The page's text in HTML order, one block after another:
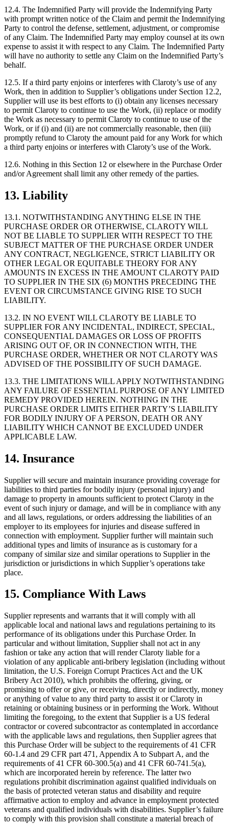
12.4. The Indemnified Party will provide the Indemnifying Party
with prompt written notice of the Claim and permit the Indemnifying
Party to control the defense, settlement, adjustment, or compromise
of any Claim. The Indemnified Party may employ counsel at its own
expense to assist it with respect to any Claim. The Indemnified Party
will have no authority to settle any Claim on the Indemnified Party’s
behalf.
12.5. If a third party enjoins or interferes with Claroty’s use of any
Work, then in addition to Supplier’s obligations under Section 12.2,
Supplier will use its best efforts to (i) obtain any licenses necessary
to permit Claroty to continue to use the Work, (ii) replace or modify
the Work as necessary to permit Claroty to continue to use of the
Work, or if (i) and (ii) are not commercially reasonable, then (iii)
promptly refund to Claroty the amount paid for any Work for which
a third party enjoins or interferes with Claroty’s use of the Work.
12.6. Nothing in this Section 12 or elsewhere in the Purchase Order
and/or Agreement shall limit any other remedy of the parties.
13. Liability
13.1. NOTWITHSTANDING ANYTHING ELSE IN THE
PURCHASE ORDER OR OTHERWISE, CLAROTY WILL
NOT BE LIABLE TO SUPPLIER WITH RESPECT TO THE
SUBJECT MATTER OF THE PURCHASE ORDER UNDER
ANY CONTRACT, NEGLIGENCE, STRICT LIABILITY OR
OTHER LEGAL OR EQUITABLE THEORY FOR ANY
AMOUNTS IN EXCESS IN THE AMOUNT CLAROTY PAID
TO SUPPLIER IN THE SIX (6) MONTHS PRECEDING THE
EVENT OR CIRCUMSTANCE GIVING RISE TO SUCH
LIABILITY.
13.2. IN NO EVENT WILL CLAROTY BE LIABLE TO
SUPPLIER FOR ANY INCIDENTAL, INDIRECT, SPECIAL,
CONSEQUENTIAL DAMAGES OR LOSS OF PROFITS
ARISING OUT OF, OR IN CONNECTION WITH, THE
PURCHASE ORDER, WHETHER OR NOT CLAROTY WAS
ADVISED OF THE POSSIBILITY OF SUCH DAMAGE.
13.3. THE LIMITATIONS WILL APPLY NOTWITHSTANDING
ANY FAILURE OF ESSENTIAL PURPOSE OF ANY LIMITED
REMEDY PROVIDED HEREIN. NOTHING IN THE
PURCHASE ORDER LIMITS EITHER PARTY’S LIABILITY
FOR BODILY INJURY OF A PERSON, DEATH OR ANY
LIABILITY WHICH CANNOT BE EXCLUDED UNDER
APPLICABLE LAW.
14. Insurance
Supplier will secure and maintain insurance providing coverage for
liabilities to third parties for bodily injury (personal injury) and
damage to property in amounts sufficient to protect Claroty in the
event of such injury or damage, and will be in compliance with any
and all laws, regulations, or orders addressing the liabilities of an
employer to its employees for injuries and disease suffered in
connection with employment. Supplier further will maintain such
additional types and limits of insurance as is customary for a
company of similar size and similar operations to Supplier in the
jurisdiction or jurisdictions in which Supplier’s operations take
place.
15. Compliance With Laws
Supplier represents and warrants that it will comply with all
applicable local and national laws and regulations pertaining to its
performance of its obligations under this Purchase Order. In
particular and without limitation, Supplier shall not act in any
fashion or take any action that will render Claroty liable for a
violation of any applicable anti-bribery legislation (including without
limitation, the U.S. Foreign Corrupt Practices Act and the UK
Bribery Act 2010), which prohibits the offering, giving, or
promising to offer or give, or receiving, directly or indirectly, money
or anything of value to any third party to assist it or Claroty in
retaining or obtaining business or in performing the Work. Without
limiting the foregoing, to the extent that Supplier is a US federal
contractor or covered subcontractor as contemplated in accordance
with the applicable laws and regulations, then Supplier agrees that
this Purchase Order will be subject to the requirements of 41 CFR
60-1.4 and 29 CFR part 471, Appendix A to Subpart A, and the
requirements of 41 CFR 60-300.5(a) and 41 CFR 60-741.5(a),
which are incorporated herein by reference. The latter two
regulations prohibit discrimination against qualified individuals on
the basis of protected veteran status and disability and require
affirmative action to employ and advance in employment protected
veterans and qualified individuals with disabilities. Supplier’s failure
to comply with this provision shall constitute a material breach of